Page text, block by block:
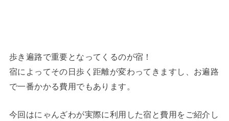
歩き遍路で重要となってくるのが宿！
宿によってその日歩く距離が変わってきますし、お遍路
で一番かかる費用でもあります。
今回はにゃんざわが実際に利用した宿と費用をご紹介し